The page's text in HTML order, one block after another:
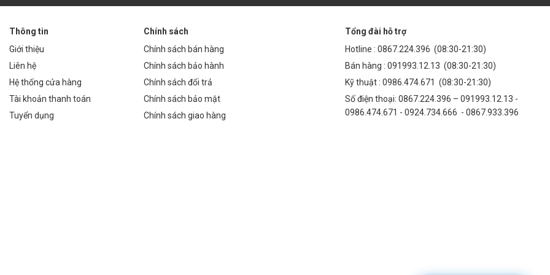
định và an toàn, chống nhấp nháy, giảm thiểu tác động đến mắt.
điện năng. Với thời gian sử dụng trung bình 8 giờ/ngày, chi phí
trì. Trong vòng 5 năm, chi phí bảo trì gần như bằng không.
nhưng nhờ tiết kiệm điện và giảm chi phí bảo trì, đèn LED 10W
Thông tin
Giới thiệu
Liên hệ
Hệ thống cửa hàng
Tài khoản thanh toán
Tuyển dụng
Chính sách
Chính sách bán hàng
Chính sách bảo hành
Chính sách đổi trả
Chính sách bảo mật
Chính sách giao hàng
Tổng đài hỗ trợ
Hotline : 0867.224.396 (08:30-21:30)
Bán hàng : 091993.12.13 (08:30-21:30)
Kỹ thuật : 0986.474.671 (08:30-21:30)
Số điện thoại: 0867.224.396 – 091993.12.13 -
0986.474.671 - 0924.734.666 - 0867.933.396